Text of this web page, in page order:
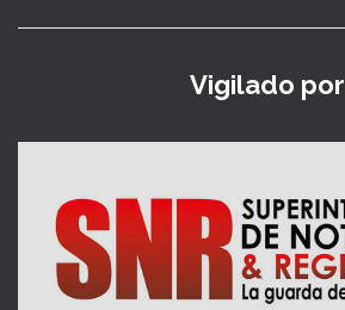
Vigilado por